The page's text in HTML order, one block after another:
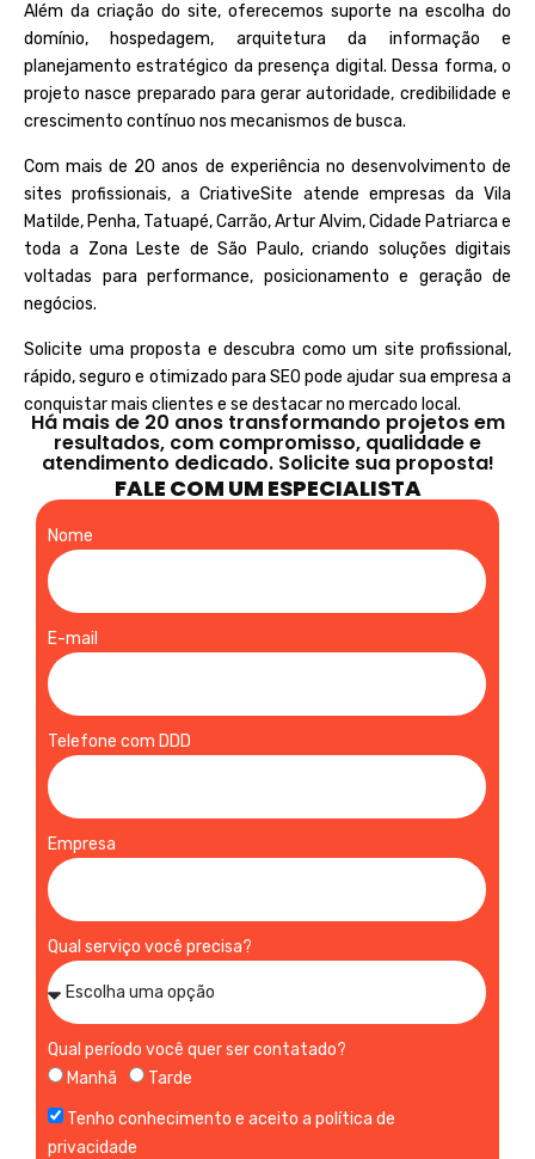
Além da criação do site, oferecemos suporte na escolha do
domínio, hospedagem, arquitetura da informação e
planejamento estratégico da presença digital. Dessa forma, o
projeto nasce preparado para gerar autoridade, credibilidade e
crescimento contínuo nos mecanismos de busca.
Com mais de 20 anos de experiência no desenvolvimento de
sites profissionais, aCriativeSite atende empresas da Vila
Matilde, Penha, Tatuapé, Carrão, Artur Alvim, Cidade Patriarca e
toda a Zona Leste de São Paulo, criando soluções digitais
voltadas para performance, posicionamento e geração de
negócios.
Solicite uma proposta e descubra como um site profissional,
rápido, seguro e otimizado para SEO pode ajudar sua empresa a
conquistar mais clientes e se destacar no mercado local.
Há mais de 20 anos transformando projetos em
resultados, com compromisso, qualidade e
atendimento dedicado. Solicite sua proposta!
FALE COM UM ESPECIALISTA
Nome
E-mail
Telefone com DDD
Empresa
Qual serviço você precisa?
Qual período você quer ser contatado?
Manhã
Tarde
Tenho conhecimento e aceito a política de
privacidade